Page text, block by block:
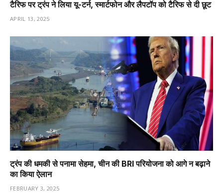
टैरिफ पर ट्रंप ने लिया यू-टर्न, स्मार्टफोन और लैपटॉप को टैरिफ से दी छूट
APRIL 13, 2025
ट्रंप की धमकी से पनामा सेहमा, चीन की BRI परियोजना को आगे न बढ़ाने
का किया ऐलान
FEBRUARY 3, 2025